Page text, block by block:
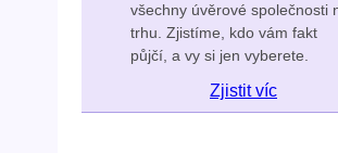
všechny úvěrové společnosti
trhu. Zjistíme, kdo vám fakt
půjčí, a vy si jen vyberete.
Zjistit víc